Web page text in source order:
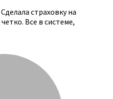
страховку на
Все в системе,